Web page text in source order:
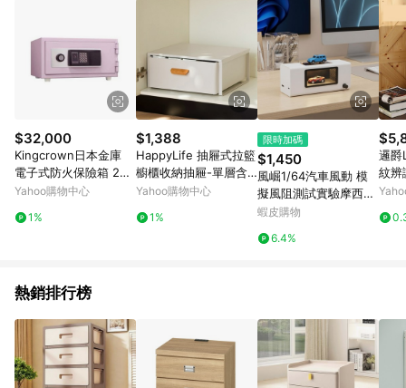
3. 訂單回饋金額將扣除運費/購物金/超贈點/福利金/紅利折抵/折
價券等虛擬貨幣折抵 4. 大宗採購或批發轉賣不具回饋資格： 如
有相關事證認定您為大宗採購、批發轉賣而非最終消費使用者，
相關認定以Yahoo購物中心之認定為準
$32,000
Kingcrown日本金庫
電子式防火保險箱 23.
5x43.7x41.4 cm /台
Yahoo購物中心
1%
$1,388
HappyLife 抽屜式拉籃
櫥櫃收納抽屜-單層含
蓋款 40×43×17cm
Yahoo購物中心
1%
限時加碼
$1,450
風崛1/64汽車風動 模
擬風阻測試實驗摩西玩
具 合金汽車風動模型玩
USB供電版本
蝦皮購物
6.4%
邏爵
紋辨
保險
熱銷排行榜